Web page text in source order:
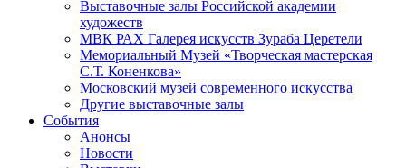
Выставочные залы Российской академии
художеств
МВК РАХ Галерея искусств Зураба Церетели
Мемориальный Музей «Творческая мастерская
С.Т. Коненкова»
Московский музей современного искусства
Другие выставочные залы
События
Анонсы
Новости